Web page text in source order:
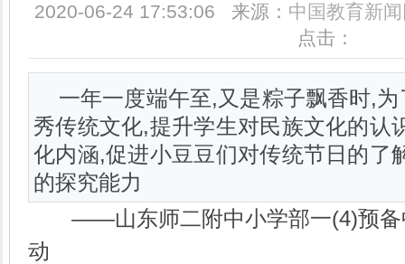
2020-06-24 17:53:06 来源： 中国教育新
点击：
一年一度端午至,又是粽子飘香时,
秀传统文化,提升学生对民族文化的认
化内涵,促进小豆豆们对传统节日的了
的探究能力
——山东师二附中小学部一(4)预备
动